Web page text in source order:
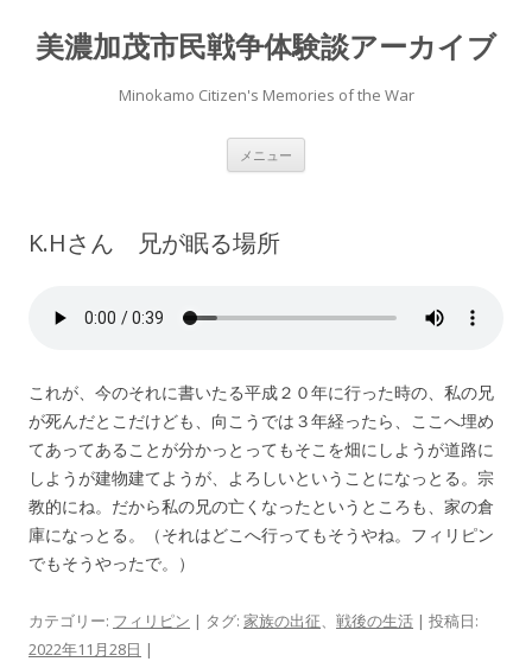
美濃加茂市民戦争体験談アーカイブ
Minokamo Citizen's Memories of the War
メニュー
K.Hさん 兄が眠る場所
これが、今のそれに書いたる平成２０年に行った時の、私の兄
が死んだとこだけども、向こうでは３年経ったら、ここへ埋め
てあってあることが分かっとってもそこを畑にしようが道路に
しようが建物建てようが、よろしいということになっとる。宗
教的にね。だから私の兄の亡くなったというところも、家の倉
庫になっとる。（それはどこへ行ってもそうやね。フィリピン
でもそうやったで。）
カテゴリー: フィリピン | タグ: 家族の出征、 戦後の生活 | 投稿日:
2022年11月28日 |